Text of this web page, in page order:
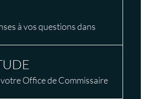
à vos questions dans
Office de Commissaire